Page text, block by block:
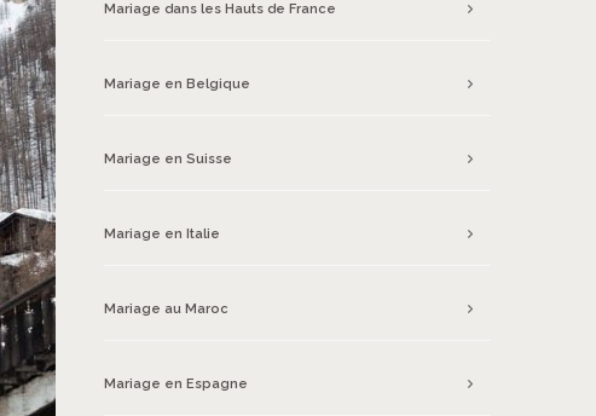
Mariage dans les Hauts de France
Mariage en Belgique
Mariage en Suisse
Mariage en Italie
Mariage au Maroc
Mariage en Espagne